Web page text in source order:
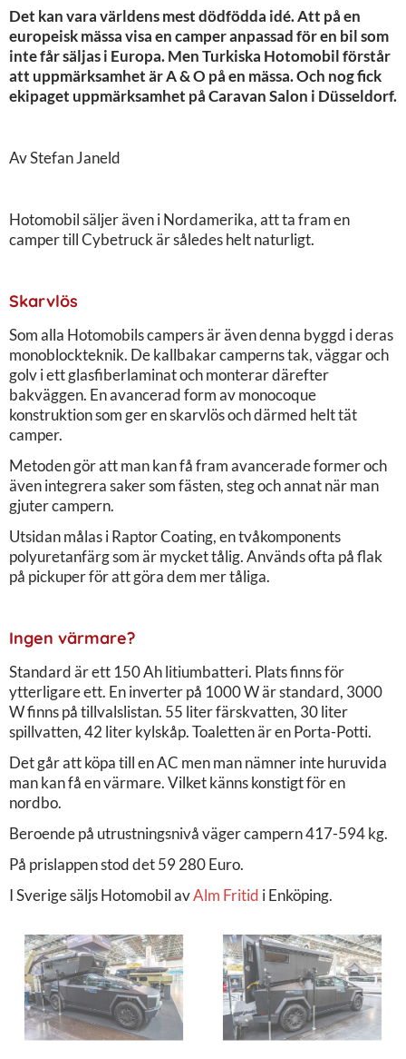
Det kan vara världens mest dödfödda idé. Att på en
europeisk mässa visa en camper anpassad för en bil som
inte får säljas i Europa. Men Turkiska Hotomobil förstår
att uppmärksamhet är A & O på en mässa. Och nog fick
ekipaget uppmärksamhet på Caravan Salon i Düsseldorf.
Av Stefan Janeld
Hotomobil säljer även i Nordamerika, att ta fram en
camper till Cybetruck är således helt naturligt.
Skarvlös
Som alla Hotomobils campers är även denna byggd i deras
monoblockteknik. De kallbakar camperns tak, väggar och
golv i ett glasfiberlaminat och monterar därefter
bakväggen. En avancerad form av monocoque
konstruktion som ger en skarvlös och därmed helt tät
camper.
Metoden gör att man kan få fram avancerade former och
även integrera saker som fästen, steg och annat när man
gjuter campern.
Utsidan målas i Raptor Coating, en tvåkomponents
polyuretanfärg som är mycket tålig. Används ofta på flak
på pickuper för att göra dem mer tåliga.
Ingen värmare?
Standard är ett 150 Ah litiumbatteri. Plats finns för
ytterligare ett. En inverter på 1000 W är standard, 3000
W finns på tillvalslistan. 55 liter färskvatten, 30 liter
spillvatten, 42 liter kylskåp. Toaletten är en Porta-Potti.
Det går att köpa till en AC men man nämner inte huruvida
man kan få en värmare. Vilket känns konstigt för en
nordbo.
Beroende på utrustningsnivå väger campern 417-594 kg.
På prislappen stod det 59 280 Euro.
I Sverige säljs Hotomobil avAlm Fritid i Enköping.